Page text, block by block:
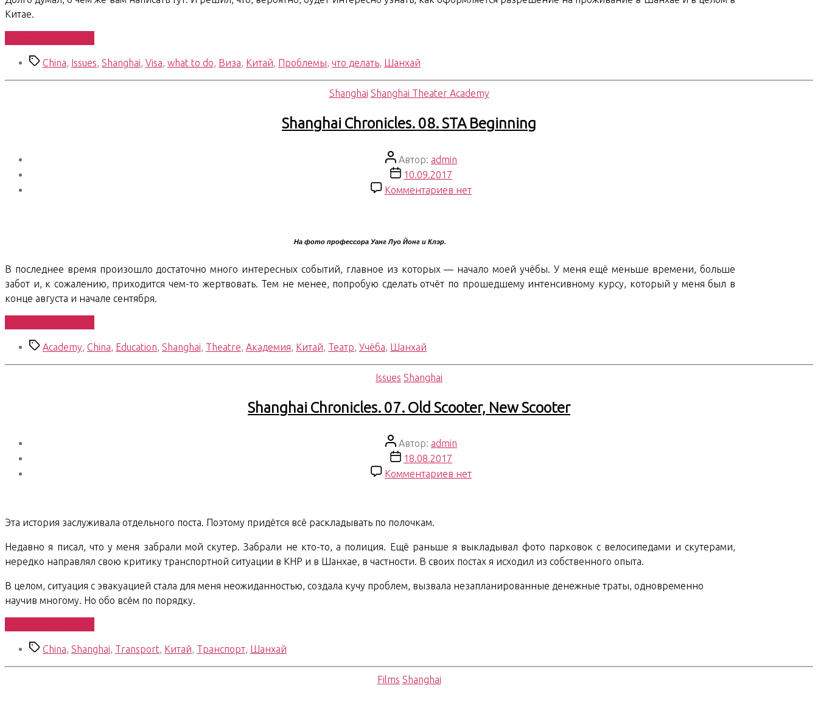
09.
Китае.
09.
Visa
Метки
China, Issues, Shanghai, Visa, what to do, Виза, Китай, Проблемы, что делать, Шанхай
Рубрики
Shanghai Shanghai Theater Academy
Shanghai Chronicles. 08. STA Beginning
Автор
записи
Автор: admin
Дата
записи
10.09.2017
Комментариев к
Beginning
нет
На фото профессора Уанг Луо Йонг и Клэр.
В последнее время произошло достаточно много интересных событий, главное из которых — начало моей учёбы. У меня ещё меньше времени, больше
забот и, к сожалению, приходится чем-то жертвовать. Тем не менее, попробую сделать отчёт по прошедшему интенсивному курсу, который у меня был в
конце августа и начале сентября.
08.
STA
МеткиAcademy, China, Education, Shanghai, Theatre, Академия, Китай, Театр, Учёба, Шанхай
Рубрики
Issues Shanghai
Shanghai Chronicles. 07. Old Scooter, New Scooter
Автор
записи
Автор: admin
Дата
записи
18.08.2017
Комментариев к
Old
Scooter,
Scooter
нет
Эта история заслуживала отдельного поста. Поэтому придётся всё раскладывать по полочкам.
Недавно я писал, что у меня забрали мой скутер. Забрали не кто-то, а полиция. Ещё раньше я выкладывал фото парковок с велосипедами и скутерами,
нередко направлял свою критику транспортной ситуации в КНР и в Шанхае, в частности. В своих постах я исходил из собственного опыта.
В целом, ситуация с эвакуацией стала для меня неожиданностью, создала кучу проблем, вызвала незапланированные денежные траты, одновременно
научив многому. Но обо всём по порядку.
07.
Old
Метки
China, Shanghai, Transport, Китай, Транспорт, Шанхай
Рубрики
Films Shanghai